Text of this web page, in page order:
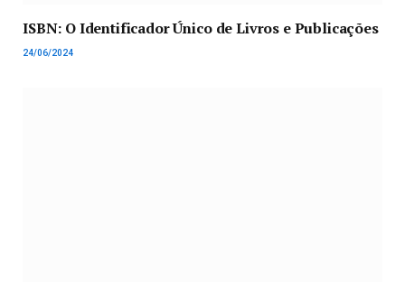
ISBN: O Identificador Único de Livros e Publicações
24/06/2024